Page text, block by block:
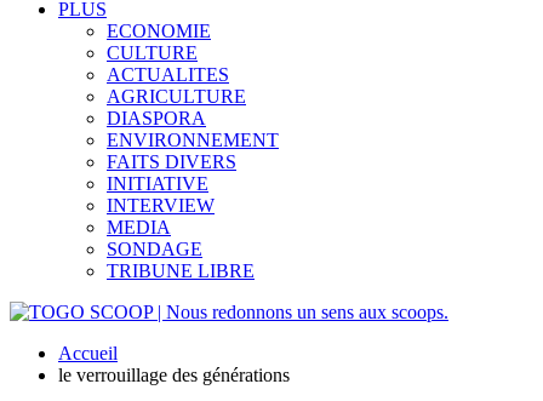
PLUS
ECONOMIE
CULTURE
ACTUALITES
AGRICULTURE
DIASPORA
ENVIRONNEMENT
FAITS DIVERS
INITIATIVE
INTERVIEW
MEDIA
SONDAGE
TRIBUNE LIBRE
Accueil
le verrouillage des générations